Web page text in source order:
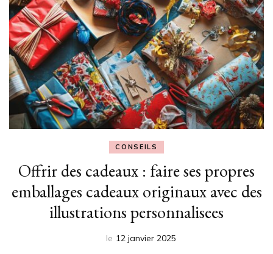
CONSEILS
Offrir des cadeaux : faire ses propres
emballages cadeaux originaux avec des
illustrations personnalisees
le 12 janvier 2025